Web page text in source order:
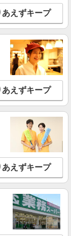
より異なります
な範囲で決定し
りません。
を見る
販売スタッフ
円 試用期間あり 3
よる 【試用
円
県 郡山市 小原田
を見る
販売スタッフ
試用期間あり 3
よる 【試用
円
店 福島県 郡山市
を見る
あえずキープ
あえずキープ
あえずキープ